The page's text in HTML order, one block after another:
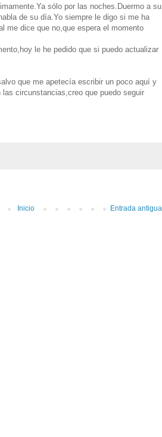
sólo por las noches.Duermo a su
de su día.Yo siempre le digo si me ha
me dice que no,que espera el momento
le he pedido que si puedo actualizar
que me apetecía escribir un poco aquí y
circunstancias,creo que puedo seguir
Entrada antigua
Inicio